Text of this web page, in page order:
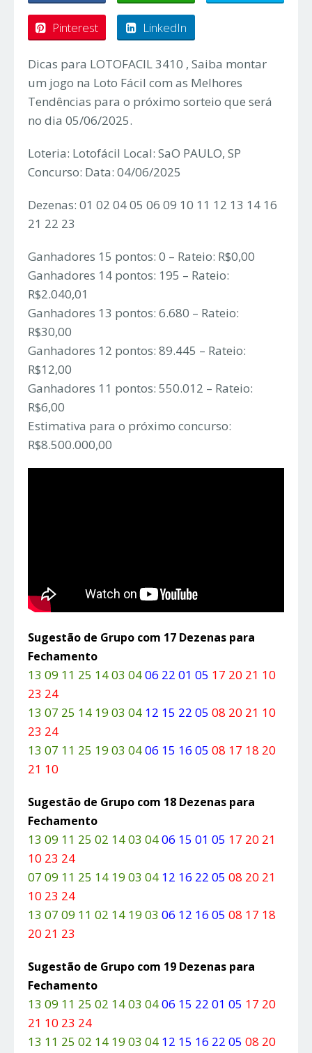
Pinterest LinkedIn
Dicas para LOTOFACIL 3410 , Saiba montar
um jogo na Loto Fácil com as Melhores
Tendências para o próximo sorteio que será
no dia 05/06/2025.
Loteria: Lotofácil Local: SaO PAULO, SP
Concurso: Data: 04/06/2025
Dezenas: 01 02 04 05 06 09 10 11 12 13 14 16
21 22 23
Ganhadores 15 pontos: 0 – Rateio: R$0,00
Ganhadores 14 pontos: 195 – Rateio:
R$2.040,01
Ganhadores 13 pontos: 6.680 – Rateio:
R$30,00
Ganhadores 12 pontos: 89.445 – Rateio:
R$12,00
Ganhadores 11 pontos: 550.012 – Rateio:
R$6,00
Estimativa para o próximo concurso:
R$8.500.000,00
Sugestão de Grupo com 17 Dezenas para
Fechamento
13 09 11 25 14 03 0406 22 01 05 17 20 21 10
23 24
13 07 25 14 19 03 04 12 15 22 05 08 20 21 10
23 24
13 07 11 25 19 03 0406 15 16 05 08 17 18 20
21 10
Sugestão de Grupo com 18 Dezenas para
Fechamento
13 09 11 25 02 14 03 0406 15 01 05 17 20 21
10 23 24
07 09 11 25 14 19 03 04 12 16 22 05 08 20 21
10 23 24
13 07 09 11 02 14 19 03 06 12 16 05 08 17 18
20 21 23
Sugestão de Grupo com 19 Dezenas para
Fechamento
13 09 11 25 02 14 03 0406 15 22 01 05 17 20
21 10 23 24
13 11 25 02 14 19 03 04 12 15 16 22 05 08 20